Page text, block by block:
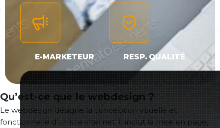
E-MARKETEUR RESP. QUALITÉ
Qu’est-ce que le webdesign ?
Le webdesign désigne la conception visuelle et
fonctionnelle d’un site internet. Il inclut la mise en page,